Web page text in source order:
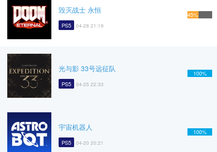
毁灭战士 永恒
PS5 04-28 21:19
45%
光与影 33号远征队
PS5 04-25 22:33
100%
宇宙机器人
PS5 04-20 20:21
100%